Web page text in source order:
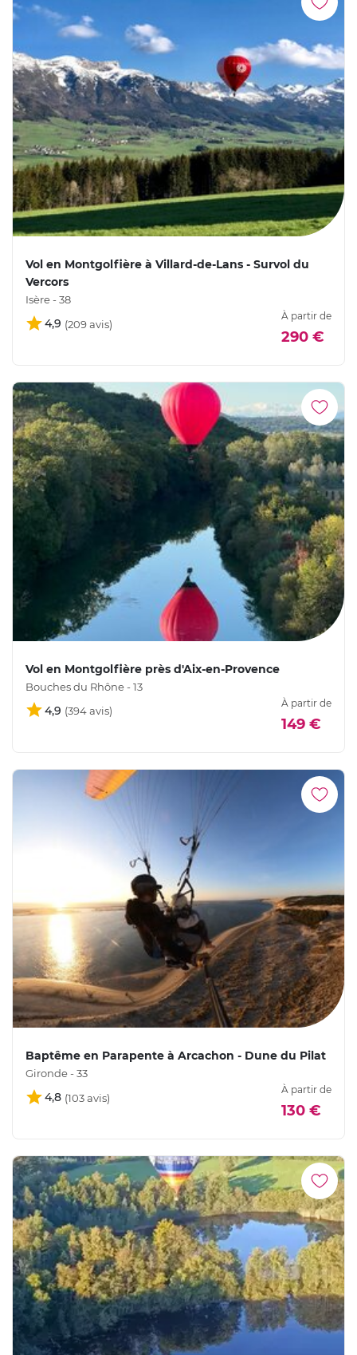
Vol en Montgolfière à Villard-de-Lans - Survol du
Vercors
Isère - 38
4,9
À partir de
290 €
Vol en Montgolfière près d'Aix-en-Provence
Bouches du Rhône - 13
4,9
À partir de
149 €
Baptême en Parapente à Arcachon - Dune du Pilat
Gironde - 33
4,8
À partir de
130 €